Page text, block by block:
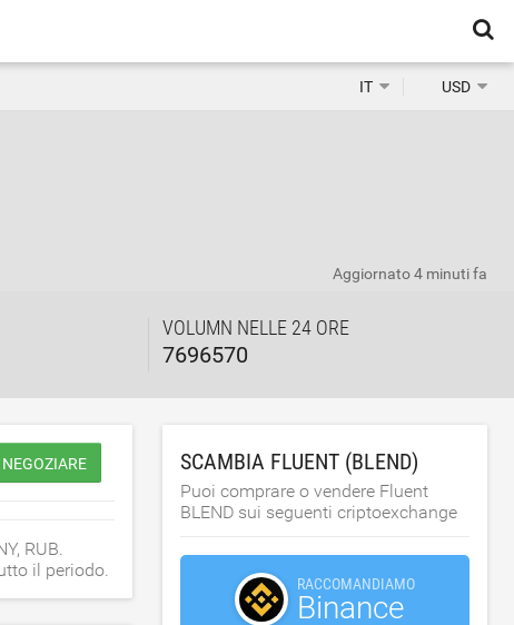
IT USD
VOLUMN NELLE 24 ORE
7696570
Aggiornato4 minuti fa
RUB.
il periodo.
SCAMBIA FLUENT (BLEND)
Puoi comprare o vendere Fluent
BLEND sui seguenti criptoexchange
RACCOMANDIAMO
Binance